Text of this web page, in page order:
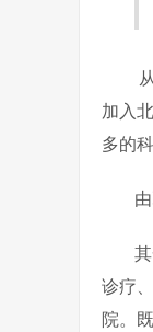
加入
多的
诊疗
院。